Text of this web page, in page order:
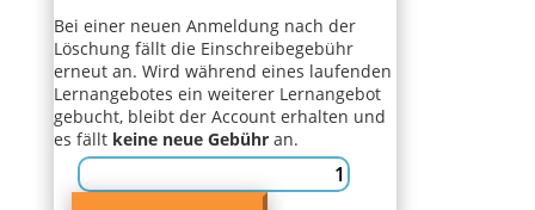
Bei einer neuen Anmeldung nach der
Löschung fällt die Einschreibegebühr
erneut an. Wird während eines laufenden
Lernangebotes ein weiterer Lernangebot
gebucht, bleibt der Account erhalten und
es fällt keine neue Gebühran.
Englisch
für